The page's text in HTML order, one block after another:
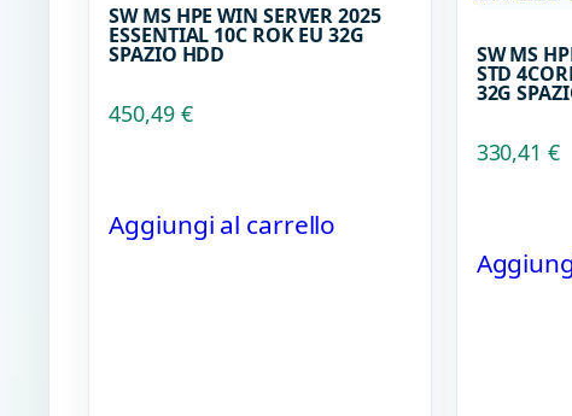
SW MS HPE WIN SERVER 2025
ESSENTIAL 10C ROK EU 32G
SPAZIO HDD
450,49 €
Aggiungi al carrello
SW MS
STD
32G
330,41 €